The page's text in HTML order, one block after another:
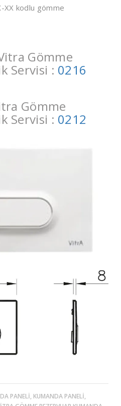
XX kodlu gömme
Gömme
Servisi : 0216
Gömme
Servisi : 0212
PANELI, KUMANDA PANELI,